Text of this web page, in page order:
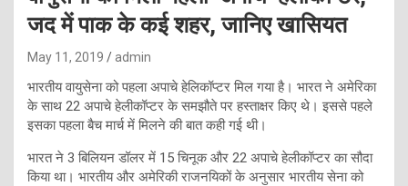
जद में पाक के कई शहर, जानिए खासियत
May 11, 2019 admin
भारतीय वायुसेना को पहला अपाचे हेलिकॉप्टर मिल गया है। भारत ने अमेरिका
के साथ 22 अपाचे हेलीकॉप्टर के समझौते पर हस्ताक्षर किए थे। इससे पहले
इसका पहला बैच मार्च में मिलने की बात कही गई थी।
भारत ने 3 बिलियन डॉलर में 15 चिनूक और 22 अपाचे हेलीकॉप्टर का सौदा
किया था। भारतीय और अमेरिकी राजनयिकों के अनुसार भारतीय सेना को